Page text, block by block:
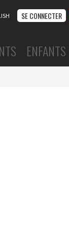
SE CONNECTER
ENFANTS